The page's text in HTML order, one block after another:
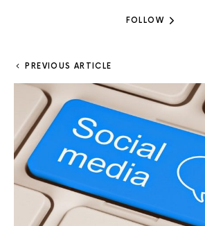
FOLLOW
PREVIOUS ARTICLE